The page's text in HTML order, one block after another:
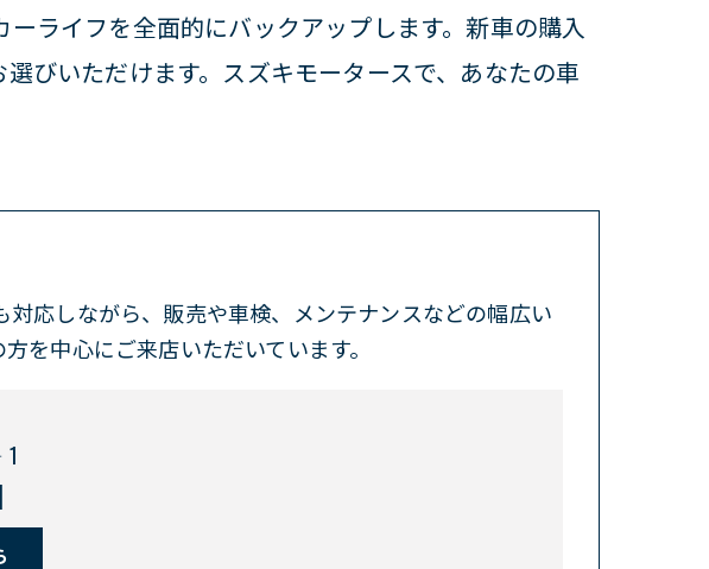
ライフを全面的にバックアップします。新車の購入
びいただけます。スズキモータースで、あなたの車
応しながら、販売や車検、メンテナンスなどの幅広い
を中心にご来店いただいています。